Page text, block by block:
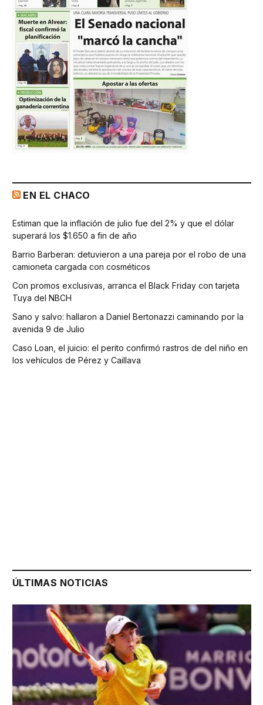
EN EL CHACO
Estiman que la inflación de julio fue del 2% y que el dólar
superará los $1.650 a fin de año
Barrio Barberan: detuvieron a una pareja por el robo de una
camioneta cargada con cosméticos
Con promos exclusivas, arranca el Black Friday con tarjeta
Tuya del NBCH
Sano y salvo: hallaron a Daniel Bertonazzi caminando por la
avenida 9 de Julio
Caso Loan, el juicio: el perito confirmó rastros de del niño en
los vehículos de Pérez y Caillava
ÚLTIMAS NOTICIAS